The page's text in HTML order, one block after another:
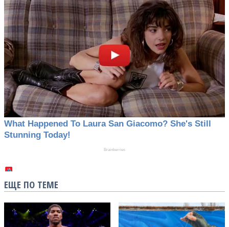
ЕЩЕ ПО ТЕМЕ